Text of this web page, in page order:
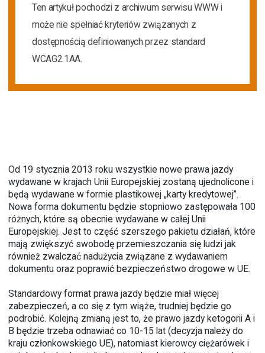
Ten artykuł pochodzi z archiwum serwisu WWW i
może nie spełniać kryteriów związanych z
dostępnością definiowanych przez standard
WCAG2.1AA.
Od 19 stycznia 2013 roku wszystkie nowe prawa jazdy
wydawane w krajach Unii Europejskiej zostaną ujednolicone i
będą wydawane w formie plastikowej „karty kredytowej”.
Nowa forma dokumentu będzie stopniowo zastępowała 100
różnych, które są obecnie wydawane w całej Unii
Europejskiej. Jest to część szerszego pakietu działań, które
mają zwiększyć swobodę przemieszczania się ludzi jak
również zwalczać nadużycia związane z wydawaniem
dokumentu oraz poprawić bezpieczeństwo drogowe w UE.
Standardowy format prawa jazdy będzie miał więcej
zabezpieczeń, a co się z tym wiąże, trudniej będzie go
podrobić. Kolejną zmianą jest to, że prawo jazdy ketogorii A i
B będzie trzeba odnawiać co 10-15 lat (decyzja należy do
kraju członkowskiego UE), natomiast kierowcy ciężarówek i